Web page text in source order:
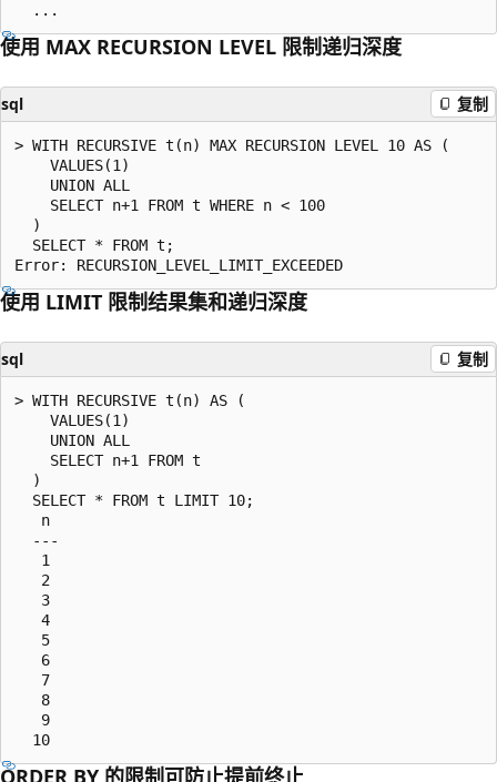
使用 MAX RECURSION LEVEL 限制递归深度
sql 复制
> WITH RECURSIVE t(n) MAX RECURSION LEVEL 10 AS (
    VALUES(1)
    UNION ALL
    SELECT n+1 FROM t WHERE n < 100
  )
  SELECT * FROM t;
使用 LIMIT 限制结果集和递归深度
sql 复制
> WITH RECURSIVE t(n) AS (
    VALUES(1)
    UNION ALL
    SELECT n+1 FROM t
  )
  SELECT * FROM t LIMIT 10;
   n
  ---
   1
   2
   3
   4
   5
   6
   7
   8
   9
ORDER BY 的限制可防止提前终止